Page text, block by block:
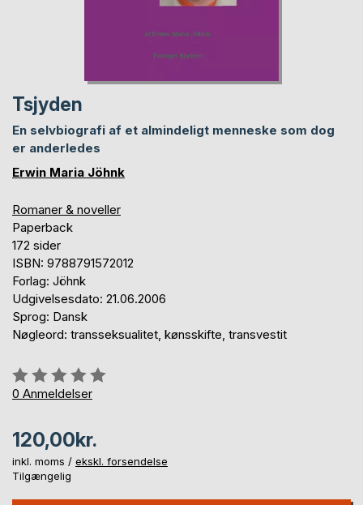
Tsjyden
En selvbiografi af et almindeligt menneske som dog
er anderledes
Erwin Maria Jöhnk
Romaner & noveller
Paperback
172 sider
ISBN: 9788791572012
Forlag: Jöhnk
Udgivelsesdato: 21.06.2006
Sprog: Dansk
Nøgleord: transseksualitet, kønsskifte, transvestit
Anmeldelse::
0%
0 Anmeldelser
120,00kr.
inkl. moms / ekskl. forsendelse
Tilgængelig